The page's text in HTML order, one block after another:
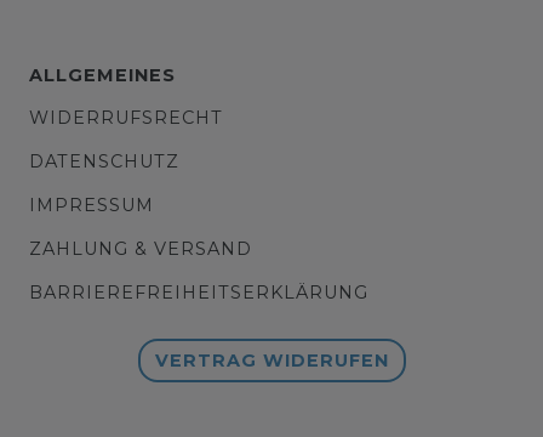
ALLGEMEINES
WIDERRUFSRECHT
DATENSCHUTZ
IMPRESSUM
ZAHLUNG & VERSAND
BARRIEREFREIHEITSERKLÄRUNG
VERTRAG WIDERUFEN